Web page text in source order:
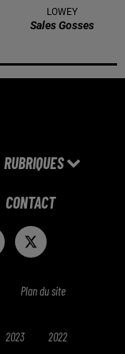
LOWEY
Sales Gosses
RUBRIQUES
CONTACT
Plan du site
2023 2022